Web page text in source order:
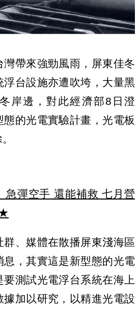
帶來強勁風雨，屏東佳冬
浮台設施亦遭吹垮，大量黑
岸邊，對此經濟部8日澄
的光電實驗計畫，光電板
彈空手 還能補救 七月營
、媒體在散播屏東淺海區
息，其實這是新型態的光電
測試光電浮台系統在海上
據加以研究，以精進光電設